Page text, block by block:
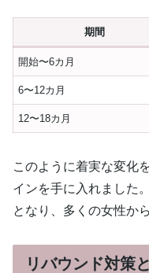
期間
開始〜6カ月
6〜12カ月
12〜18カ月
このように着実な変化
インを手に入れました
となり、多くの女性か
リバウンド対策